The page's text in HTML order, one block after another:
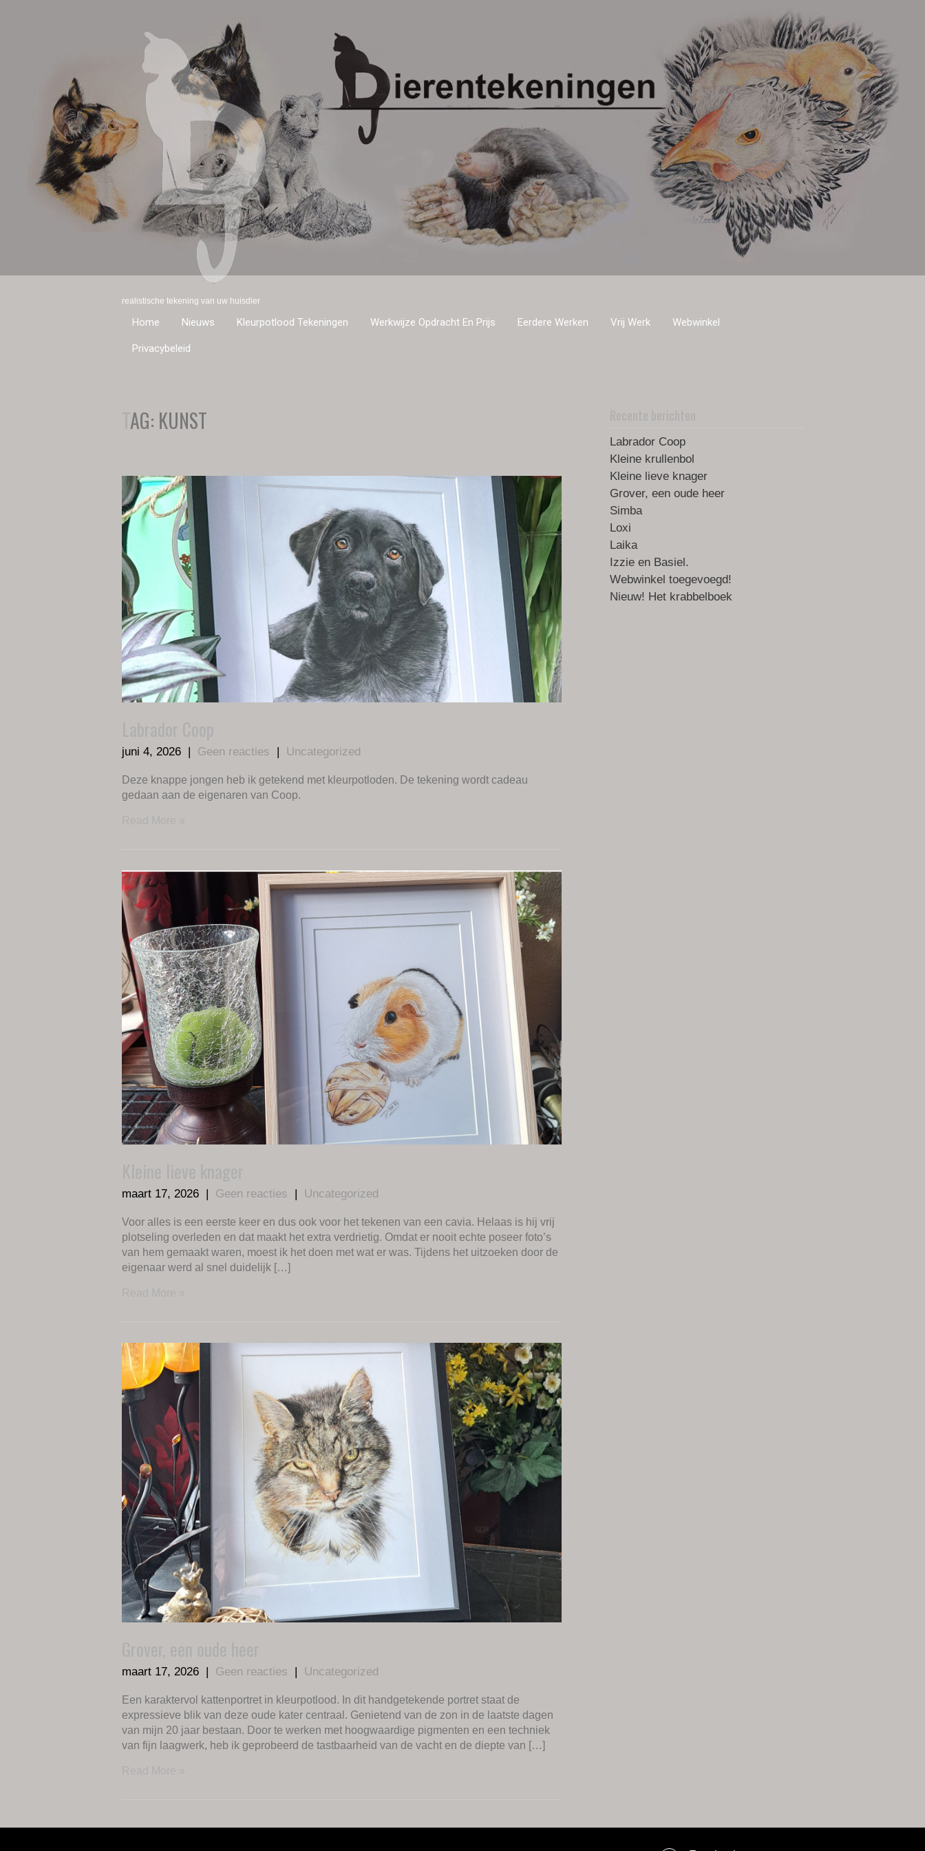
realistische tekening van uw huisdier
Home Nieuws Kleurpotlood Tekeningen Werkwijze Opdracht En Prijs Eerdere Werken Vrij Werk Webwinkel
Privacybeleid
TAG: KUNST
juni 4, 2026 | Geen reacties | Uncategorized
Deze knappe jongen heb ik getekend met kleurpotloden. De tekening wordt cadeau
gedaan aan de eigenaren van Coop.
maart 17, 2026 Geen reacties Uncategorized
Voor alles is een eerste keer en dus ook voor het tekenen van een cavia. Helaas is hij vrij
plotseling overleden en dat maakt het extra verdrietig. Omdat er nooit echte poseer foto’s
van hem gemaakt waren, moest ik het doen met wat er was. Tijdens het uitzoeken door de
eigenaar werd al snel duidelijk […]
maart 17, 2026 Geen reacties Uncategorized
Een karaktervol kattenportret in kleurpotlood. In dit handgetekende portret staat de
expressieve blik van deze oude kater centraal. Genietend van de zon in de laatste dagen
van mijn 20 jaar bestaan. Door te werken met hoogwaardige pigmenten en een techniek
van fijn laagwerk, heb ik geprobeerd de tastbaarheid van de vacht en de diepte van […]
Labrador Coop
Kleine krullenbol
Kleine lieve knager
Grover, een oude heer
Simba
Loxi
Laika
Izzie en Basiel.
Webwinkel toegevoegd!
Nieuw! Het krabbelboek